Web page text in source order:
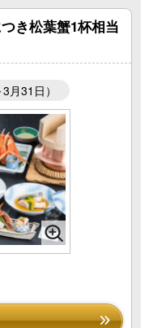
き松葉蟹1杯相当
月31日）